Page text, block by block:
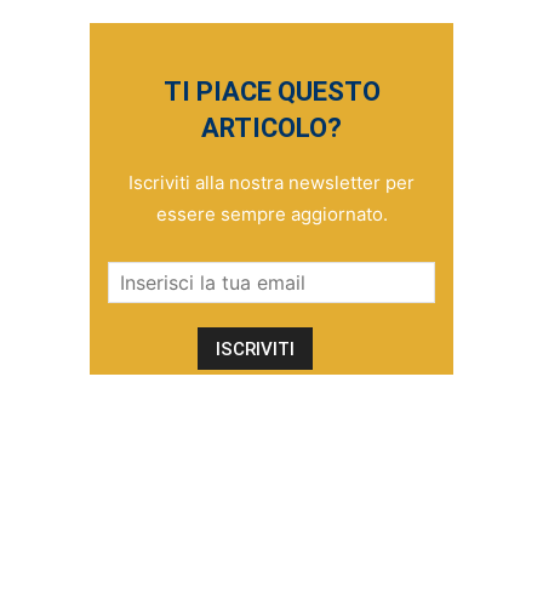
TI PIACE QUESTO
ARTICOLO?
Iscriviti alla nostra newsletter per
essere sempre aggiornato.